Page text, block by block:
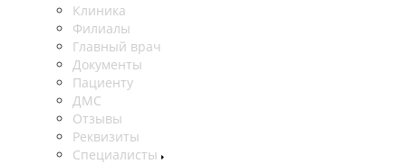
Клиника
Филиалы
Главный врач
Документы
Пациенту
ДМС
Отзывы
Реквизиты
Специалисты